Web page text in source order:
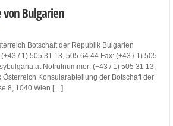
Bulgarien
Botschaft der Republik Bulgarien
/ 1) 505 31 13, 505 64 44 Fax: (+43 / 1) 505
Notrufnummer: (+43 / 1) 505 31 13,
Konsularabteilung der Botschaft der
8, 1040 Wien […]